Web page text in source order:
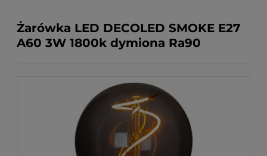
Żarówka LED DECOLED SMOKE E27
A60 3W 1800k dymiona Ra90